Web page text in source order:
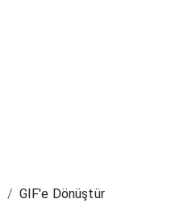
/ GIF'e Dönüştür